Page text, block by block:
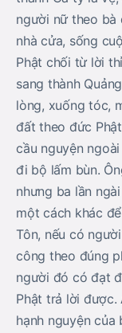
người nữ theo bà
nhà cửa, sống
Phật chối từ lời
sang thành
lòng, xuống tóc,
đất theo đức
cầu nguyện
đi bộ lấm bùn.
nhưng ba lần
một cách khác
Tôn, nếu có
công theo đúng
người đó có đạt
Phật trả lời được.
hạnh nguyện